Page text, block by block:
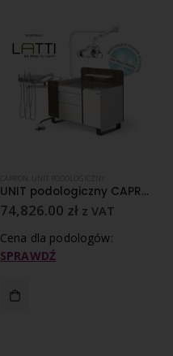
UNIT podologiczny CAPRON LATTI I
74,826.00 zł z VAT
Cena dla podologów:
SPRAWDŹ